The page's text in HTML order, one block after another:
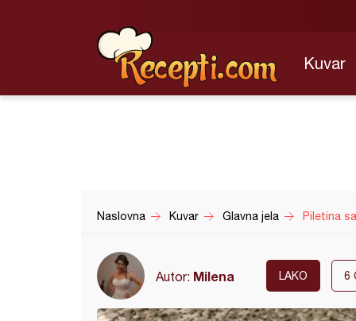
Kuvar
Naslovna Kuvar Glavna jela Piletina
Autor: Milena LAKO 6